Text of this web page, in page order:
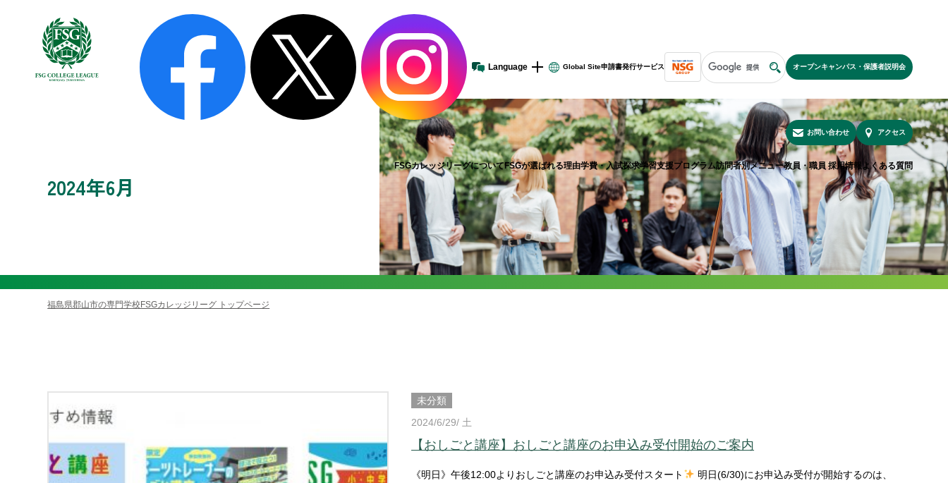
Language Global Site申請書発行サービス オープンキャンパス・保護者説明会
お問い合わせ アクセス
FSGカレッジリーグについて
FSGカレッジリーグについて 建学の理念 沿革-FSGの歩み-
NSGグループ紹介
数字で見るFSG FSGカレッジリーグ各校
FSGが選ばれる理由
FSGが選ばれる理由 スケールメリットを活かした教育 ONLY1・NO1の教育展開
安心の教育実績
充実のキャンパスライフ
学費・入試
学費 学費サポート 入試 特待生制度
探求学習支援プログラム訪問者別メニュー
保護者の皆様へ 小・中・高校教員の皆様へ 企業の採用ご担当者様へ
進路検討中の皆様へ
卒業生の皆様へ
教員・職員 採用情報よくある質問
2024年6月
福島県郡山市の専門学校FSGカレッジリーグ トップページ
未分類
2024/6/29/ 土
【おしごと講座】おしごと講座のお申込み受付開始のご案内
《明日》午後12:00よりおしごと講座のお申込み受付スタート
明日(6/30)にお申込み受付が開始するのは、